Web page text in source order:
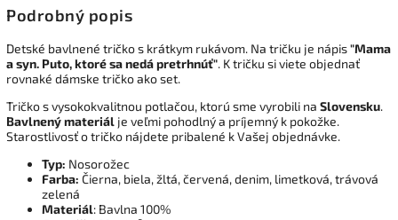
Podrobný popis
Detské bavlnené tričko s krátkym rukávom. Na tričku je nápis"Mama
a syn. Puto, ktoré sa nedá pretrhnúť". K tričku si viete objednať
rovnaké dámske tričko ako set.
Tričko s vysokokvalitnou potlačou, ktorú sme vyrobili na Slovensku.
Bavlnený materiál je veľmi pohodlný a príjemný k pokožke.
Starostlivosť o tričko nájdete pribalené k Vašej objednávke.
Typ: Nosorožec
Farba: Čierna, biela, žltá, červená, denim, limetková, trávová
zelená
Materiál: Bavlna 100%